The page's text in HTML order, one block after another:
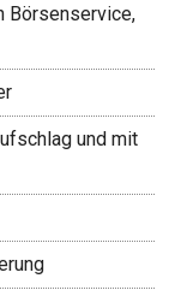
Börsenservice,
und mit